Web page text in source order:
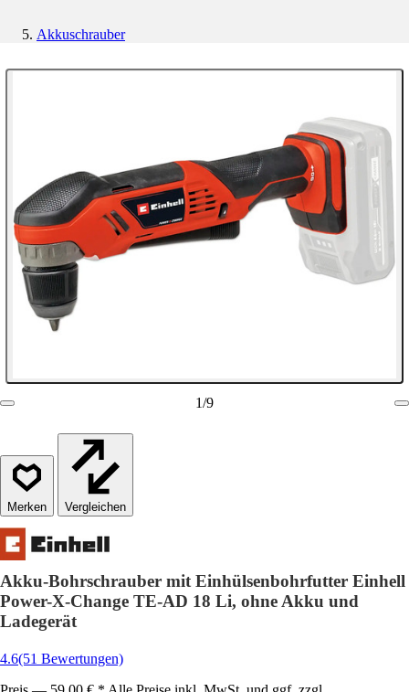
Akkuschrauber
1/9
Vergleichen
Akku-Bohrschrauber mit Einhülsenbohrfutter Einhell
Power-X-Change TE-AD 18 Li, ohne Akku und
Ladegerät
4.6(51 Bewertungen)